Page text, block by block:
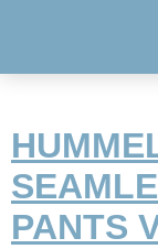
PANTS